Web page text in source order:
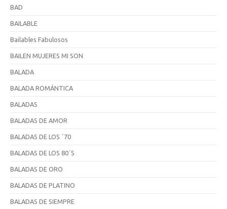
BAD
BAILABLE
Bailables Fabulosos
BAILEN MUJERES MI SON
BALADA
BALADA ROMÁNTICA
BALADAS
BALADAS DE AMOR
BALADAS DE LOS ´70
BALADAS DE LOS 80´S
BALADAS DE ORO
BALADAS DE PLATINO
BALADAS DE SIEMPRE